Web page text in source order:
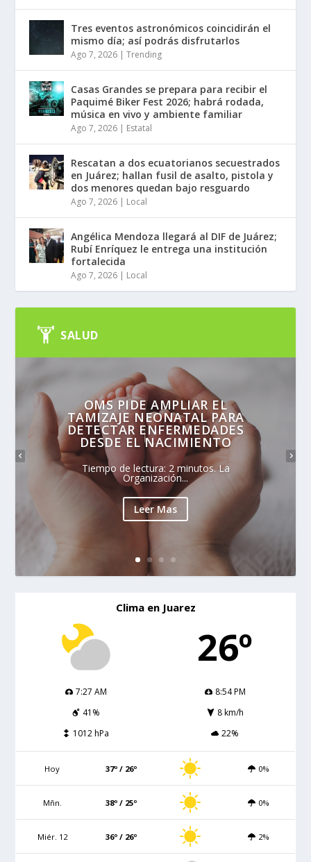
Tres eventos astronómicos coincidirán el
mismo día; así podrás disfrutarlos
Ago 7, 2026 |Trending
Casas Grandes se prepara para recibir el
Paquimé Biker Fest 2026; habrá rodada,
música en vivo y ambiente familiar
Ago 7, 2026 | Estatal
Rescatan a dos ecuatorianos secuestrados
en Juárez; hallan fusil de asalto, pistola y
dos menores quedan bajo resguardo
Ago 7, 2026 | Local
Angélica Mendoza llegará al DIF de Juárez;
Rubí Enríquez le entrega una institución
fortalecida
Ago 7, 2026 | Local
SALUD
OMS PIDE AMPLIAR EL
TAMIZAJE NEONATAL PARA
DETECTAR ENFERMEDADES
DESDE EL NACIMIENTO
Tiempo de lectura: 2 minutos. La
Organización...
Leer Mas
Clima en Juarez
26º
7:27 AM
8:54 PM
41%
8 km/h
1012 hPa
22%
Hoy 37º / 26º 0%
Mñn. 38º / 25º 0%
Miér. 12 36º / 26º 2%